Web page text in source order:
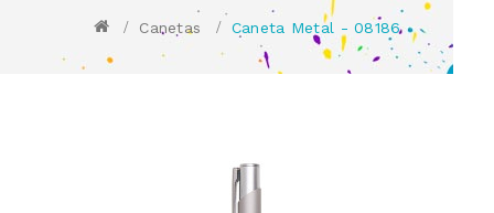
Canetas Caneta Metal - 08186